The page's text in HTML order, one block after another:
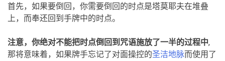
首先，如果要倒回，你需要倒回的时点是塔莫耶夫在堆叠
上，而奉还回到手牌中的时点。
注意，你绝对不能把时点倒回到咒语施放了一半的过程中,
那将意味着，如果牌手忘记了对面操控的圣洁地脉而使用了